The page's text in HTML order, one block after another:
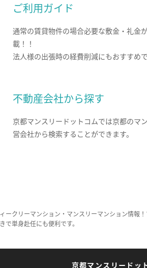
ご利用ガイド
通常の賃貸物件の場合必要な敷金・礼金
載！！
法人様の出張時の経費削減にもおすすめで
不動産会社から探す
京都マンスリードットコムでは京都のマ
営会社から検索することができます。
ークリーマンション・マンスリーマンション情報
で単身赴任にも便利です。
京都マンスリードッ